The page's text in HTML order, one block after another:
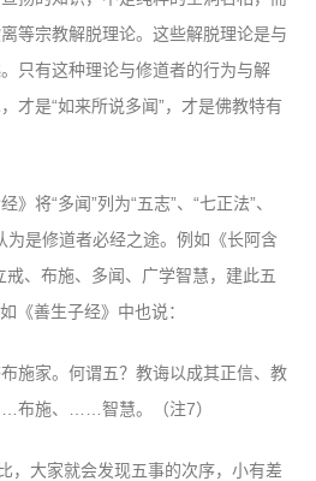
等宗教解脱理论。这些解脱理论是与
只有这种理论与修道者的行为与解
才是“如来所说多闻”，才是佛教特有
将“多闻”列为“五志”、“七正法”、
为是修道者必经之途。例如《长阿含
戒、布施、多闻、广学智慧，建此五
《善生子经》中也说：
施家。何谓五？教诲以成其正信、教
施、……智慧。（注7）
，大家就会发现五事的次序，小有差